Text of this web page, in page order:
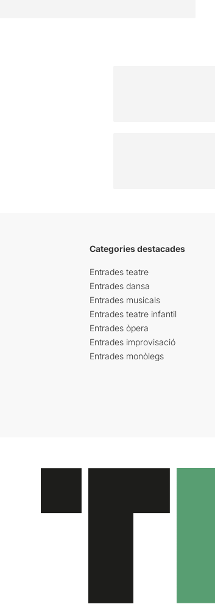
Categories destacades
Entrades teatre
Entrades dansa
Entrades musicals
Entrades teatre infantil
Entrades òpera
Entrades improvisació
Entrades monòlegs